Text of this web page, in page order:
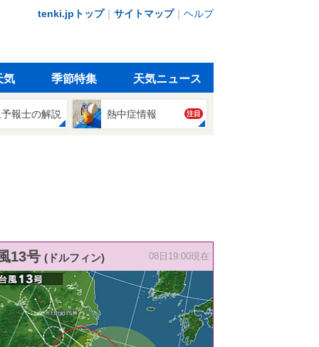
tenki.jpトップ｜ サイトマップ｜ ヘルプ
気 季節特集 天気ニュース
報士の解説 熱中症情報 注目
13号 (ドルフィン) 08日19:00現在